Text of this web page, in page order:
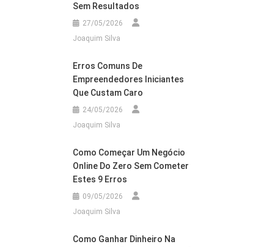
Sem Resultados
27/05/2026
Joaquim Silva
Erros Comuns De
Empreendedores Iniciantes
Que Custam Caro
24/05/2026
Joaquim Silva
Como Começar Um Negócio
Online Do Zero Sem Cometer
Estes 9 Erros
09/05/2026
Joaquim Silva
Como Ganhar Dinheiro Na